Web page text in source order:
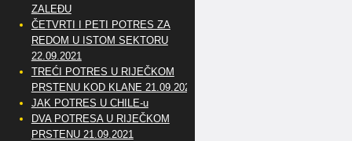
ZALEĐU
ČETVRTI I PETI POTRES ZA
REDOM U ISTOM SEKTORU
22.09.2021
TREĆI POTRES U RIJEČKOM
PRSTENU KOD KLANE 21.09.2021
JAK POTRES U CHILE-u
DVA POTRESA U RIJEČKOM
PRSTENU 21.09.2021